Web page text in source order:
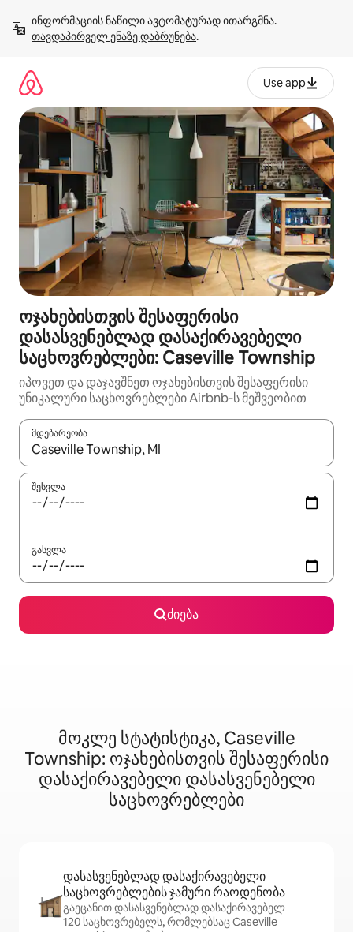
გადასვლა
თავდაპირველ ენაზე დაბრუნება.
Use app
ოჯახებისთვის შესაფერისი
დასასვენებლად დასაქირავებელი
საცხოვრებლები: Caseville Township
იპოვეთ და დაჯავშნეთ ოჯახებისთვის შესაფერისი
უნიკალური საცხოვრებლები Airbnb‑ს მეშვეობით
მდებარეობა
როცა შედეგები ხელმისაწვდომი გახდება, ნავიგაციისთვის
შესვლა
გასვლა
ძიება
მოკლე სტატისტიკა, Caseville
Township: ოჯახებისთვის შესაფერისი
დასაქირავებელი დასასვენებელი
საცხოვრებლები
დასასვენებლად დასაქირავებელი
საცხოვრებლების ჯამური რაოდენობა
გაეცანით დასასვენებლად დასაქირავებელ
120 საცხოვრებელს, რომლებსაც Caseville